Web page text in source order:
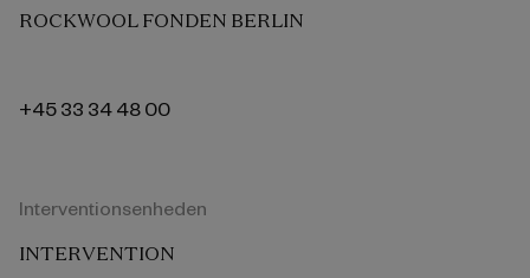
ROCKWOOL FONDEN BERLIN
+45 33 34 48 00
Interventionsenheden
INTERVENTION